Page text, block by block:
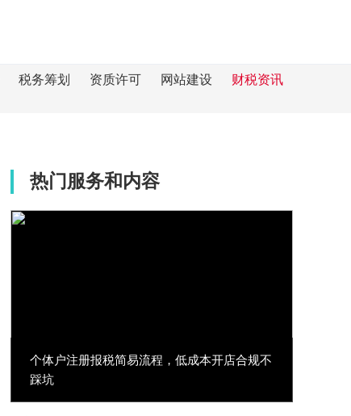
税务筹划 资质许可 网站建设 财税资讯
热门服务和内容
个体户注册报税简易流程，低成本开店合规不
踩坑